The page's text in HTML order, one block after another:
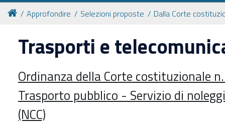
Collezioni
Per approfondire
Appuntamenti
Prenotazione spazi
Approfondire Selezioni proposte Dalla Corte
Trasporti e
Ordinanza della Corte costituzionale
Trasporto pubblico - Servizio di
(NCC)